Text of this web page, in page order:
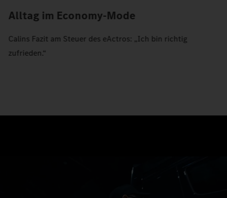
Alltag im Economy-Mode
Calins Fazit am Steuer des eActros: „Ich bin richtig
zufrieden.“